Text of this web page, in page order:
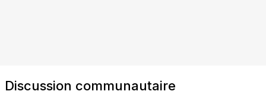
Discussion communautaire